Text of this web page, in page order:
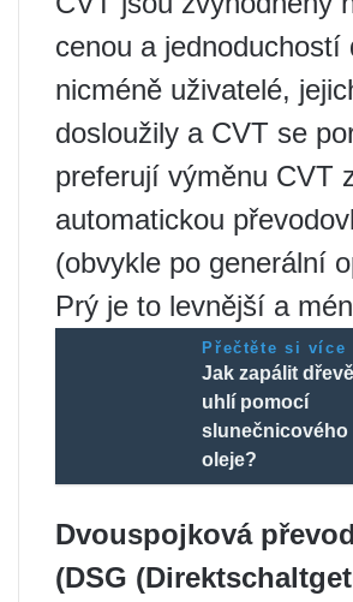
cenou a jednoduchostí
nicméně uživatelé,
dosloužily a CVT se
preferují výměnu CVT
automatickou
(obvykle po generální
Prý je to levnější a
Přečtěte si více
Jak zapálit
uhlí pomocí
slunečnicového
oleje?
Dvouspojková
(DSG